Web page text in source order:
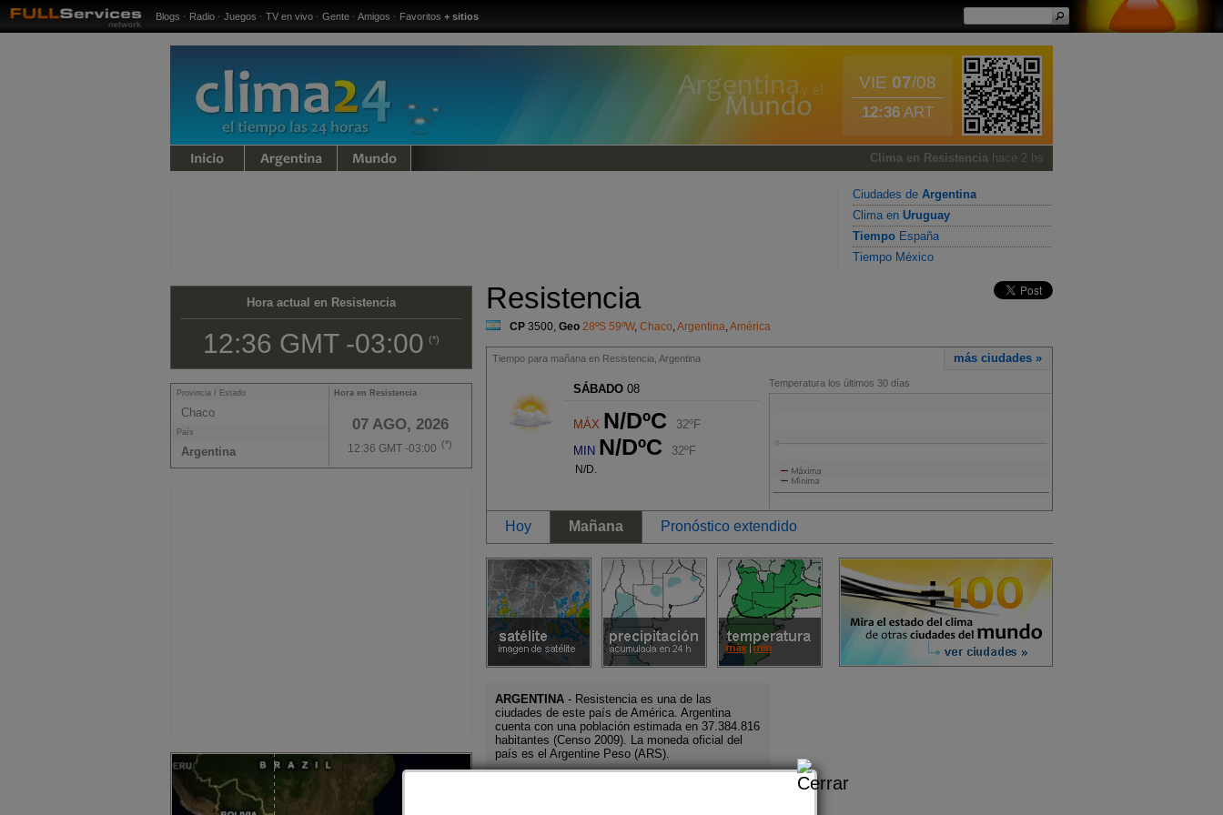
Blogs · Radio · Juegos · TV en vivo · Gente · Amigos · Favoritos + sitios
VIE 07/08
12:36 ART
Clima en Resistencia hace 2 hs
Ciudades de Argentina
Clima en Uruguay
Tiempo España
Tiempo México
Hora actual en Resistencia
12:36 GMT -03:00 (*)
Hora en Resistencia
07 AGO, 2026
12:36 GMT -03:00 (*)
Provincia / Estado
Chaco
País
Argentina
Resistencia
CP 3500, Geo 28ºS 59ºW, Chaco,Argentina,América
más ciudades »
Tiempo para mañana en Resistencia, Argentina
Temperatura los últimos 30 días
SÁBADO 08
MÁX N/DºC
32ºF
MIN N/DºC 32ºF
N/D.
Hoy Mañana Pronóstico extendido
ARGENTINA - Resistencia es una de las
ciudades de este país de América. Argentina
cuenta con una población estimada en 37.384.816
habitantes (Censo 2009). La moneda oficial del
país es el Argentine Peso (ARS).
Buenos Aires es la capital o distrito federal de